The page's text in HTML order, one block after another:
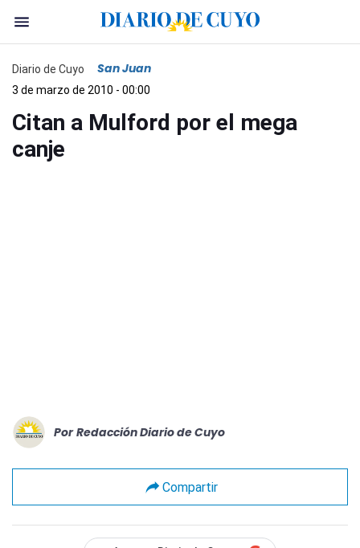
Diario de Cuyo San Juan
3 de marzo de 2010 - 00:00
Citan a Mulford por el mega
canje
Por Redacción Diario de Cuyo
Compartir